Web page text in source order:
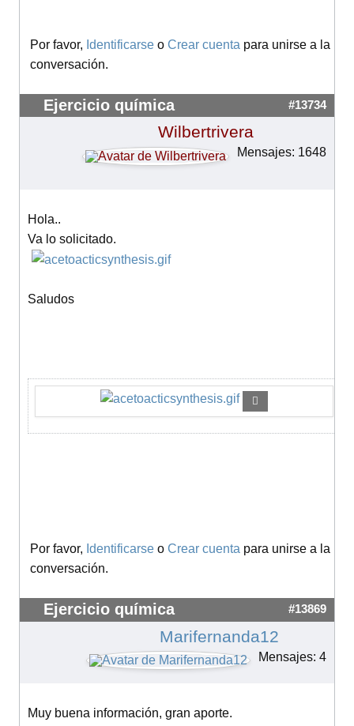
Por favor, Identificarse o Crear cuenta para unirse a la
conversación.
Ejercicio química #13734
Wilbertrivera
Mensajes: 1648
Hola..
Va lo solicitado.
Saludos
Por favor, Identificarse o Crear cuenta para unirse a la
conversación.
Ejercicio química #13869
Marifernanda12
Mensajes: 4
Muy buena información, gran aporte.